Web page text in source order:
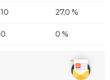
10 27,0 %
0 0 %